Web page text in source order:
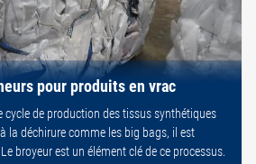
pour produits en vrac
cycle de production des tissus synthétiques
la déchirure comme les big bags, il est
broyeur est un élément clé de ce processus.